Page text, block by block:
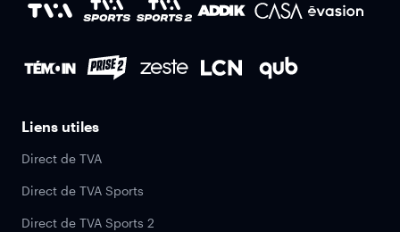
Liens utiles
Direct de TVA
Direct de TVA Sports
Direct de TVA Sports 2